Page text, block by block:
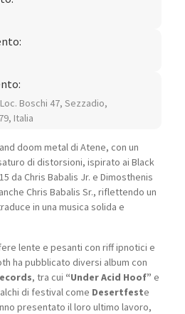
Boschi 47, Sezzadio,
Italia
doom metal di Atene, con un
di distorsioni, ispirato ai Black
da Chris Babalis Jr. e Dimosthenis
Chris Babalis Sr., riflettendo un
in una musica solida e
lente e pesanti con riff ipnotici e
ha pubblicato diversi album con
, tra cui “Under Acid Hoof” e
di festival come Desertfeste
presentato il loro ultimo lavoro,